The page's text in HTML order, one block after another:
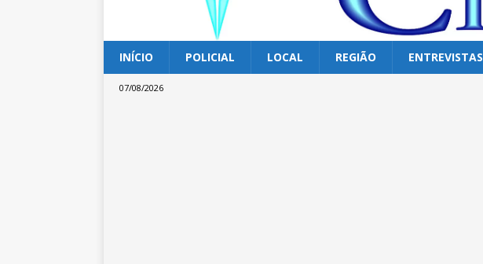
INÍCIO POLICIAL LOCAL REGIÃO ENTREVISTAS
07/08/2026